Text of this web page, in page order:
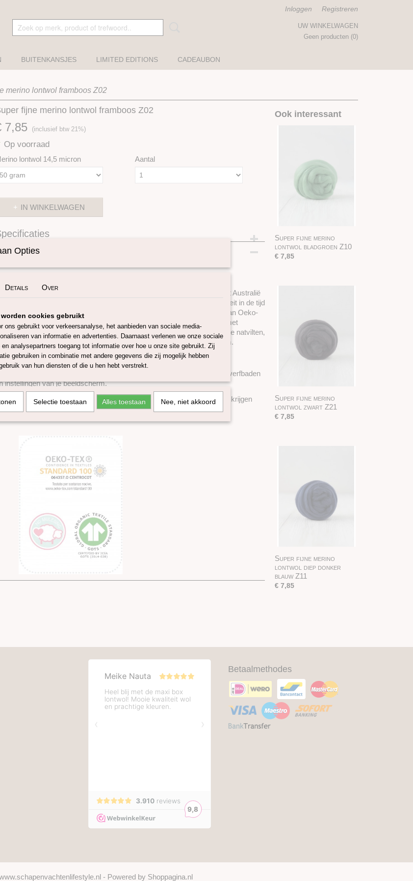
Inloggen Registreren
UW WINKELWAGEN
Geen producten (0)
BUITENKANSJES LIMITED EDITIONS CADEAUBON
merino lontwol framboos Z02
fijne merino lontwol framboos Z02
7,85 (inclusief btw 21%)
Op voorraad
lontwol 14,5 micron Aantal
IN WINKELWAGEN
14,5 micron merino lontwol is super zacht, deze lontwol komt zowel uit Australië
Zuid-Amerika en zijn zorgvuldig geselecteerd om een ​​constante kwaliteit in de tijd
garanderen. Deze merino lontwol is mulesing vrij. Het verven voldoet aan Oeko-
Standard 100 en gebeurt bij onze leverancier welke gecertificeerd is met
GOTS 5.0 en GRS certificaat. Deze lontwol is zeer geschikt om mee te natvilten,
spinnen en te weven. Er zit ongeveer 4 meter lont in 100 gram.
super fijne merino lontwol is verkrijgbaar in 50 gram.
kleuren van de lontwol kunnen variëren, afhankelijk van verschillende verfbaden
instellingen van je beeldscherm.
5.0 staat voor Global Organic Textile Standard, om dit certificaat te krijgen
de vezels (lontwol) minstens uit 70% biologische vezels bestaan.
Ook interessant
Super fijne merino
lontwol bladgroen Z10
€ 7,85
Super fijne merino
lontwol zwart Z21
€ 7,85
Super fijne merino
lontwol diep donker
blauw Z11
€ 7,85
Betaalmethodes
- Powered by Shoppagina.nl
Opties
Details Over
cookies gebruikt
ons gebruikt voor verkeersanalyse, het aanbieden van sociale media-
van informatie en advertenties. Daarnaast verlenen we onze sociale
analysepartners toegang tot informatie over hoe u onze site gebruikt. Zij
gebruiken in combinatie met andere gegevens die zij mogelijk hebben
van hun diensten of die u hen hebt verstrekt.
Selectie toestaan Alles toestaan Nee, niet akkoord